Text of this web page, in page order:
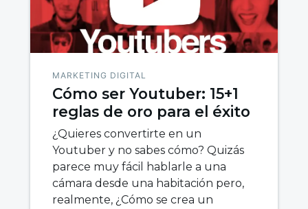
MARKETING DIGITAL
Cómo ser Youtuber: 15+1
reglas de oro para el éxito
¿Quieres convertirte en un
Youtuber y no sabes cómo? Quizás
parece muy fácil hablarle a una
cámara desde una habitación pero,
realmente, ¿Cómo se crea un